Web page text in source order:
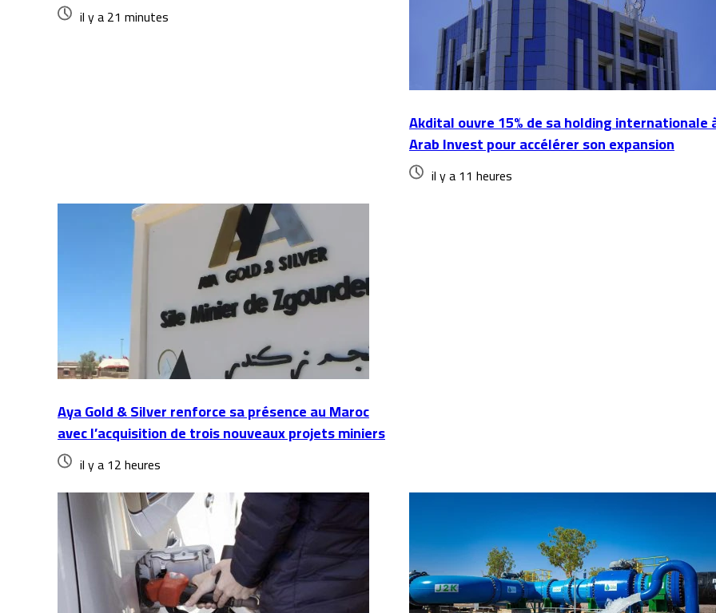
il y a 21 minutes
Akdital ouvre 15% de sa holding internationale
Arab Invest pour accélérer son expansion
il y a 11 heures
Aya Gold & Silver renforce sa présence au Maroc
avec l’acquisition de trois nouveaux projets miniers
il y a 12 heures